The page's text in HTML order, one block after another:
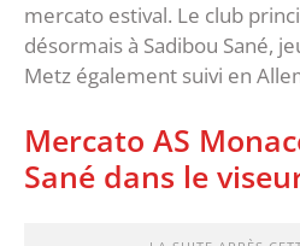
mercato estival. Le club
désormais à Sadibou Sané,
Metz également suivi en
Mercato AS
Sané dans le